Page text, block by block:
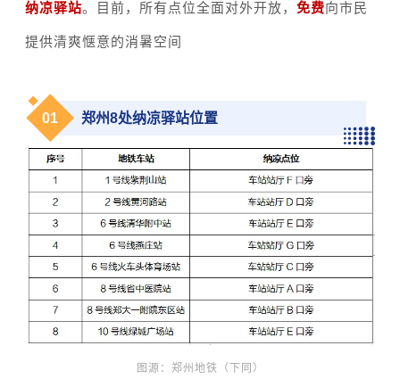
纳凉驿站。目前，所有点位全面对外开放， 免费向市民
提供清爽惬意的消暑空间
01 郑州8处纳凉驿站位置
图源：郑州地铁（下同）